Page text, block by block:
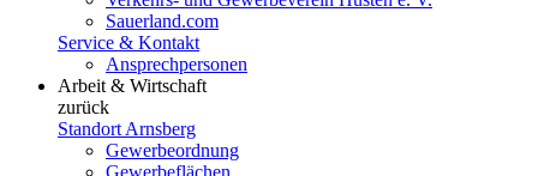
Sauerland.com
Service & Kontakt
Ansprechpersonen
Arbeit & Wirtschaft
zurück
Standort Arnsberg
Gewerbeordnung
Gewerbeflächen